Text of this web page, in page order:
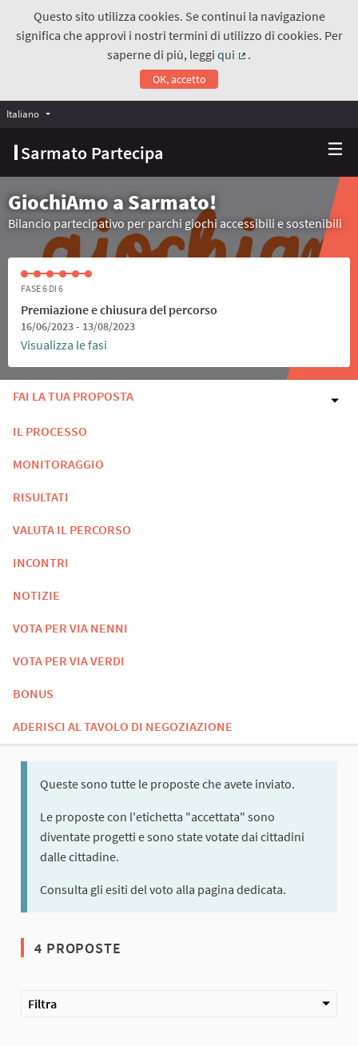
Questo sito utilizza cookies. Se continui la navigazione
significa che approvi i nostri termini di utilizzo di cookies. Per
saperne di più, leggiqui
.
OK, accetto
Sarmato Partecipa
Italiano Choose language
GiochiAmo a Sarmato!
Bilancio partecipativo per parchi giochi accessibili e sostenibili
FASE 6 DI 6
Premiazione e chiusura del percorso
16/06/2023 - 13/08/2023
Visualizza le fasi
FAI LA TUA PROPOSTA
IL PROCESSO
MONITORAGGIO
RISULTATI
VALUTA IL PERCORSO
INCONTRI
NOTIZIE
VOTA PER VIA NENNI
VOTA PER VIA VERDI
BONUS
ADERISCI AL TAVOLO DI NEGOZIAZIONE
Queste sono tutte le proposte che avete inviato.
Le proposte con l'etichetta "accettata" sono
diventate progetti e sono state votate dai cittadini
dalle cittadine.
Consulta gli esiti del voto alla pagina dedicata.
4 PROPOSTE
Filtra